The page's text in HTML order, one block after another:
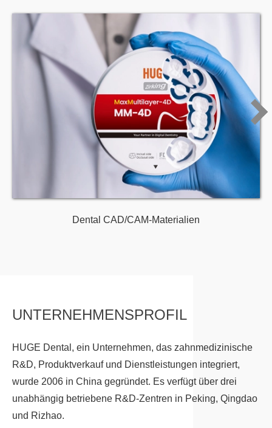
Dental CAD/CAM-Materialien
UNTERNEHMENSPROFIL
HUGE Dental, ein Unternehmen, das zahnmedizinische
R&D, Produktverkauf und Dienstleistungen integriert,
wurde 2006 in China gegründet. Es verfügt über drei
unabhängig betriebene R&D-Zentren in Peking, Qingdao
und Rizhao.